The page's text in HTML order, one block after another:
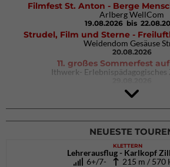
Filmfest St. Anton - Berge
Arlberg WellCom
19.08.2026 bis
Strudel, Film und Sterne -
Weidendom Gesäuse
20.08.2026
11. großes Sommerfest
Ithwerk-
4Blocs KIDS 2026
DAV Kletter- & Boulderzentrum
26.09.2026
NEUESTE
KLETTERN
Lehrerausflug - Karlkopf
6+/7-
215 m / 570